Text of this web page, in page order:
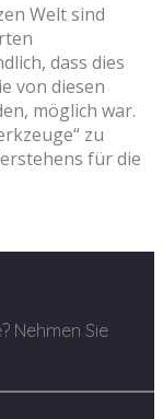
Welt sind
dass dies
von diesen
möglich war.
zu
für die
Nehmen Sie